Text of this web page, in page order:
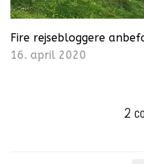
Fire rejsebloggere
16. april 2020
2